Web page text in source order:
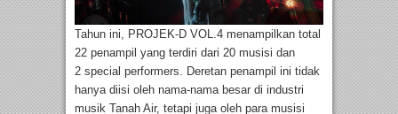
Tahun ini, PROJEK-D VOL.4 menampilkan total
22 penampil yang terdiri dari 20 musisi dan
2 special performers. Deretan penampil ini tidak
hanya diisi oleh nama-nama besar di industri
musik Tanah Air, tetapi juga oleh para musisi